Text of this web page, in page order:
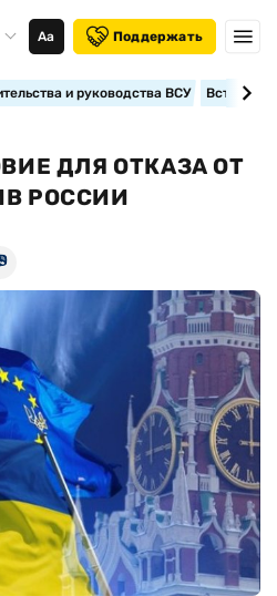
Аа Поддержать
и руководства ВСУ
ДЛЯ ОТКАЗА ОТ
РОССИИ